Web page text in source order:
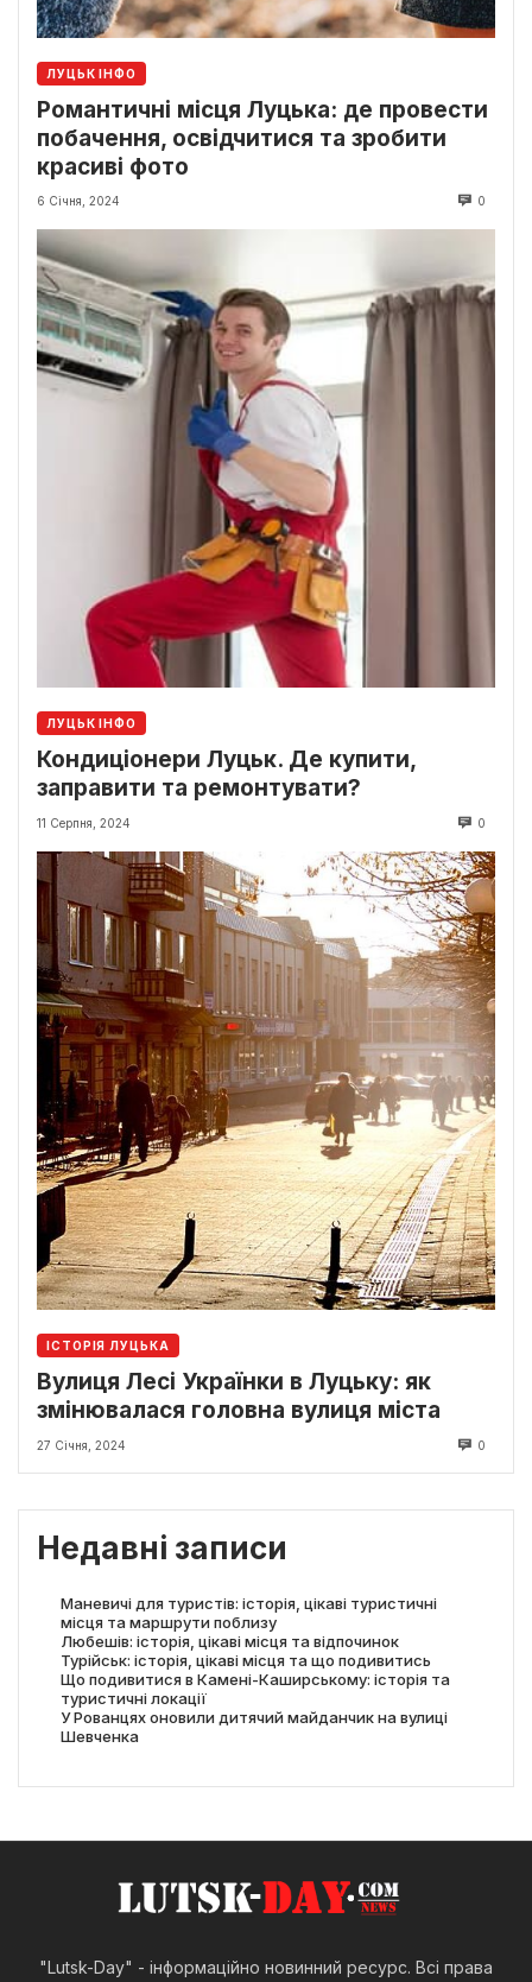
ЛУЦЬК ІНФО
Романтичні місця Луцька: де провести
побачення, освідчитися та зробити
красиві фото
6 Січня, 2024 0
ЛУЦЬК ІНФО
Кондиціонери Луцьк. Де купити,
заправити та ремонтувати?
11 Серпня, 2024 0
ІСТОРІЯ ЛУЦЬКА
Вулиця Лесі Українки в Луцьку: як
змінювалася головна вулиця міста
27 Січня, 2024 0
Недавні записи
Маневичі для туристів: історія, цікаві туристичні
місця та маршрути поблизу
Любешів: історія, цікаві місця та відпочинок
Турійськ: історія, цікаві місця та що подивитись
Що подивитися в Камені-Каширському: історія та
туристичні локації
У Рованцях оновили дитячий майданчик на вулиці
Шевченка
"Lutsk-Day" - інформаційно новинний ресурс. Всі права